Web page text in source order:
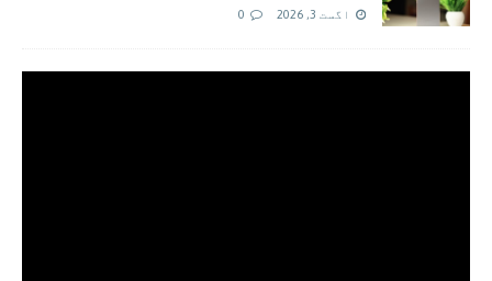
اگست 3, 2026 0